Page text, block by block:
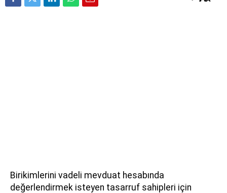
Birikimlerini vadeli mevduat hesabında
değerlendirmek isteyen tasarruf sahipleri için